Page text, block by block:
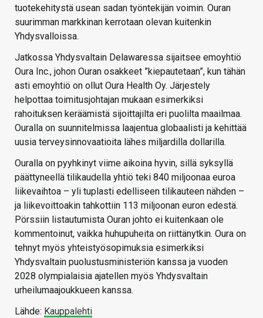
tuotekehitystä usean sadan työntekijän voimin. Ouran
suurimman markkinan kerrotaan olevan kuitenkin
Yhdysvalloissa.
Jatkossa Yhdysvaltain Delawaressa sijaitsee emoyhtiö
Oura Inc., johon Ouran osakkeet ”kiepautetaan”, kun tähän
asti emoyhtiö on ollut Oura Health Oy. Järjestely
helpottaa toimitusjohtajan mukaan esimerkiksi
rahoituksen keräämistä sijoittajilta eri puolilta maailmaa.
Ouralla on suunnitelmissa laajentua globaalisti ja kehittää
uusia terveysinnovaatioita lähes miljardilla dollarilla.
Ouralla on pyyhkinyt viime aikoina hyvin, sillä syksyllä
päättyneellä tilikaudella yhtiö teki 840 miljoonaa euroa
liikevaihtoa – yli tuplasti edelliseen tilikauteen nähden –
ja liikevoittoakin tahkottiin 113 miljoonan euron edestä.
Pörssiin listautumista Ouran johto ei kuitenkaan ole
kommentoinut, vaikka huhupuheita on riittänytkin. Oura on
tehnyt myös yhteistyösopimuksia esimerkiksi
Yhdysvaltain puolustusministeriön kanssa ja vuoden
2028 olympialaisia ajatellen myös Yhdysvaltain
urheilumaajoukkueen kanssa.
Lähde: Kauppalehti